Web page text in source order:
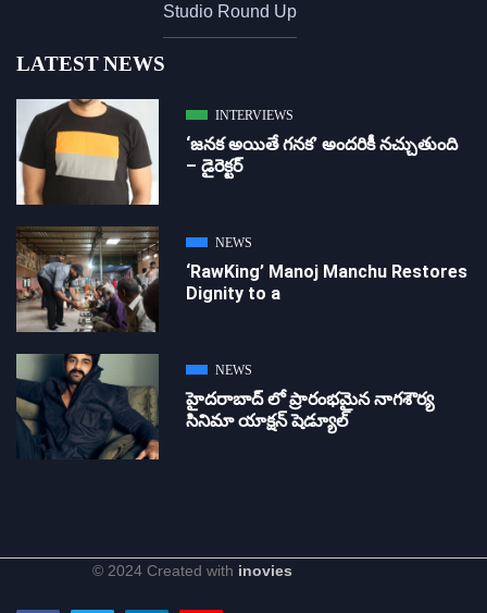
Studio Round Up
LATEST NEWS
INTERVIEWS
‘జ‌న‌క అయితే గ‌న‌క‌’ అందరికీ నచ్చుతుంది
– డైరెక్ట‌ర్
NEWS
‘RawKing’ Manoj Manchu Restores
Dignity to a
NEWS
హైదరాబాద్ లో ప్రారంభమైన నాగశౌర్య
సినిమా యాక్షన్ షెడ్యూల్
© 2024 Created with inovies